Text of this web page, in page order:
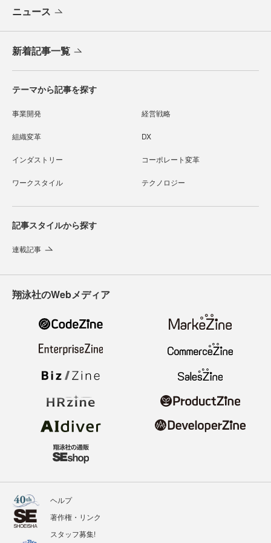
ニュース
新着記事一覧
テーマから記事を探す
事業開発 経営戦略
組織変革 DX
インダストリー コーポレート変革
ワークスタイル テクノロジー
記事スタイルから探す
連載記事
翔泳社のWebメディア
ヘルプ
著作権・リンク
スタッフ募集!